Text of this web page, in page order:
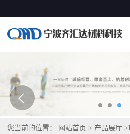
您当前的位置： 网站首页 > 产品展厅 >